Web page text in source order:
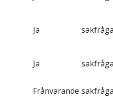
Ja
Ja
Frånvarande